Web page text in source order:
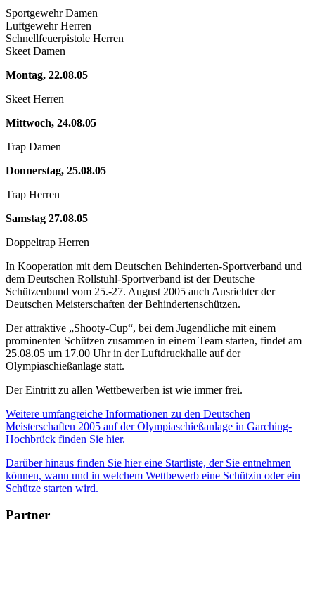
Sportgewehr Damen
Luftgewehr Herren
Schnellfeuerpistole Herren
Skeet Damen
Montag, 22.08.05
Skeet Herren
Mittwoch, 24.08.05
Trap Damen
Donnerstag, 25.08.05
Trap Herren
Samstag 27.08.05
Doppeltrap Herren
In Kooperation mit dem Deutschen Behinderten-Sportverband und
dem Deutschen Rollstuhl-Sportverband ist der Deutsche
Schützenbund vom 25.-27. August 2005 auch Ausrichter der
Deutschen Meisterschaften der Behindertenschützen.
Der attraktive „Shooty-Cup“, bei dem Jugendliche mit einem
prominenten Schützen zusammen in einem Team starten, findet am
25.08.05 um 17.00 Uhr in der Luftdruckhalle auf der
Olympiaschießanlage statt.
Der Eintritt zu allen Wettbewerben ist wie immer frei.
Weitere umfangreiche Informationen zu den Deutschen
Meisterschaften 2005 auf der Olympiaschießanlage in Garching-
Hochbrück finden Sie hier.
Darüber hinaus finden Sie hier eine Startliste, der Sie entnehmen
können, wann und in welchem Wettbewerb eine Schützin oder ein
Schütze starten wird.
Partner